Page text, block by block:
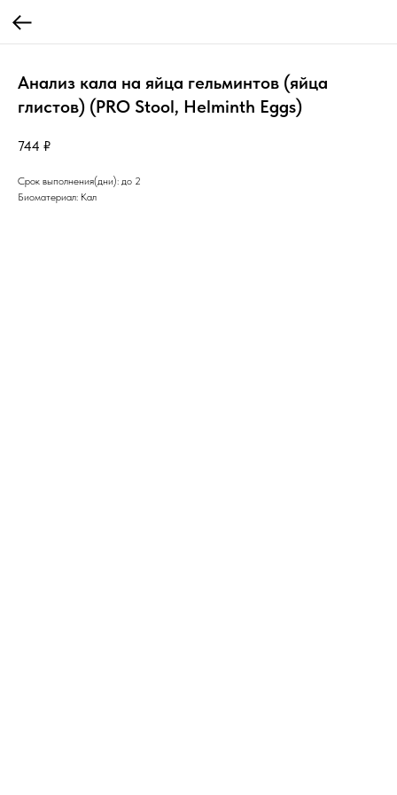
Анализ кала на яйца гельминтов (яйца
глистов) (PRO Stool, Helminth Eggs)
744 ₽
Срок выполнения(дни): до 2
Биоматериал: Кал